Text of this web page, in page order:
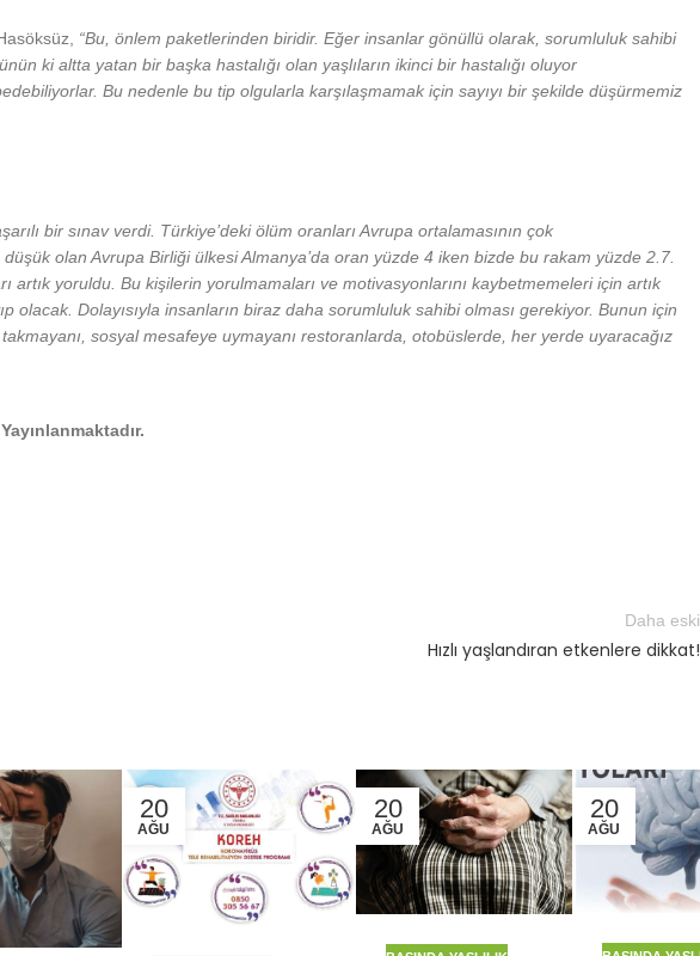
“Bu, önlem paketlerinden biridir. Eğer insanlar gönüllü olarak, sorumluluk sahibi
ki altta yatan bir başka hastalığı olan yaşlıların ikinci bir hastalığı oluyor
Bu nedenle bu tip olgularla karşılaşmamak için sayıyı bir şekilde düşürmemiz
bir sınav verdi. Türkiye’deki ölüm oranları Avrupa ortalamasının çok
olan Avrupa Birliği ülkesi Almanya’da oran yüzde 4 iken bizde bu rakam yüzde 2.7.
artık yoruldu. Bu kişilerin yorulmamaları ve motivasyonlarını kaybetmemeleri için artık
olacak. Dolayısıyla insanların biraz daha sorumluluk sahibi olması gerekiyor. Bunun için
sosyal mesafeye uymayanı restoranlarda, otobüslerde, her yerde uyaracağız
Daha eski
Hızlı yaşlandıran etkenlere dikkat!
20
AĞU
20
AĞU
20
AĞU